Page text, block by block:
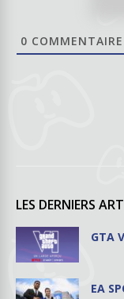
0
LES DERNIERS
GTA
EA